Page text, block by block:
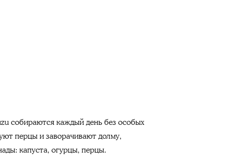
собираются каждый день без особых
перцы и заворачивают долму,
капуста, огурцы, перцы.